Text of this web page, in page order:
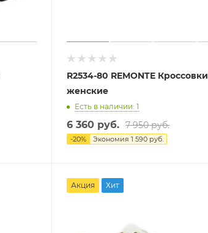
R2534-80 REMONTE Кроссовки
женские
Есть в наличии: 1
6 360 руб. 7 950 руб.
-20% Экономия1 590 руб.
Акция Хит